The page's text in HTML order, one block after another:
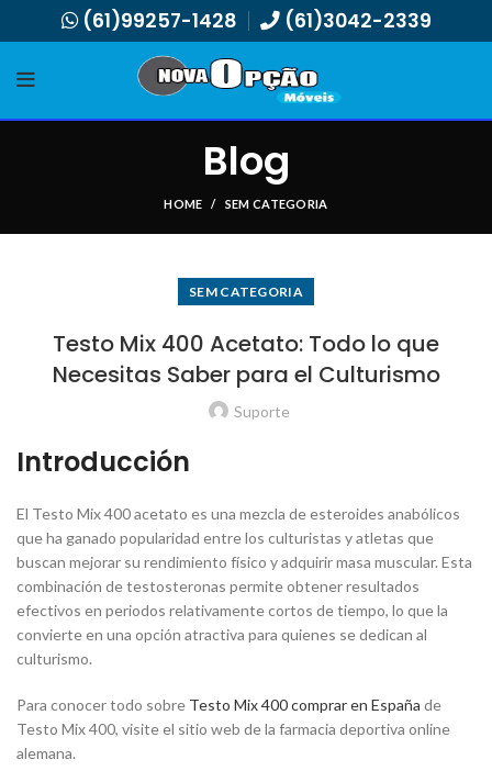
(61)99257-1428 (61)3042-2339
Blog
HOME SEM CATEGORIA
SEM CATEGORIA
Testo Mix 400 Acetato: Todo lo que
Necesitas Saber para el Culturismo
Suporte
Introducción
El Testo Mix 400 acetato es una mezcla de esteroides anabólicos
que ha ganado popularidad entre los culturistas y atletas que
buscan mejorar su rendimiento físico y adquirir masa muscular. Esta
combinación de testosteronas permite obtener resultados
efectivos en periodos relativamente cortos de tiempo, lo que la
convierte en una opción atractiva para quienes se dedican al
culturismo.
Para conocer todo sobre Testo Mix 400 comprar en España de
Testo Mix 400, visite el sitio web de la farmacia deportiva online
alemana.